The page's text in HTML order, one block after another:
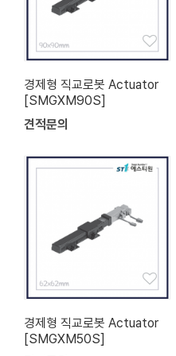
경제형 직교로봇 Actuator
[SMGXM90S]
견적문의
경제형 직교로봇 Actuator
[SMGXM50S]